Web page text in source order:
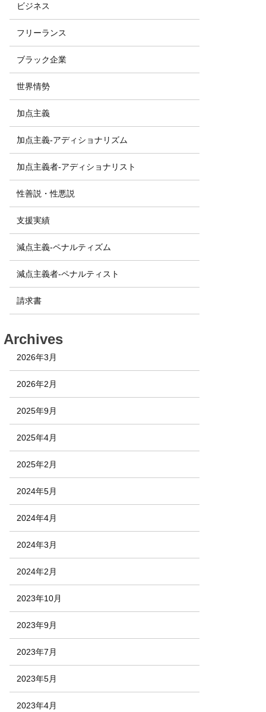
ビジネス
フリーランス
ブラック企業
世界情勢
加点主義
加点主義-アディショナリズム
加点主義者-アディショナリスト
性善説・性悪説
支援実績
減点主義-ペナルティズム
減点主義者-ペナルティスト
請求書
Archives
2026年3月
2026年2月
2025年9月
2025年4月
2025年2月
2024年5月
2024年4月
2024年3月
2024年2月
2023年10月
2023年9月
2023年7月
2023年5月
2023年4月